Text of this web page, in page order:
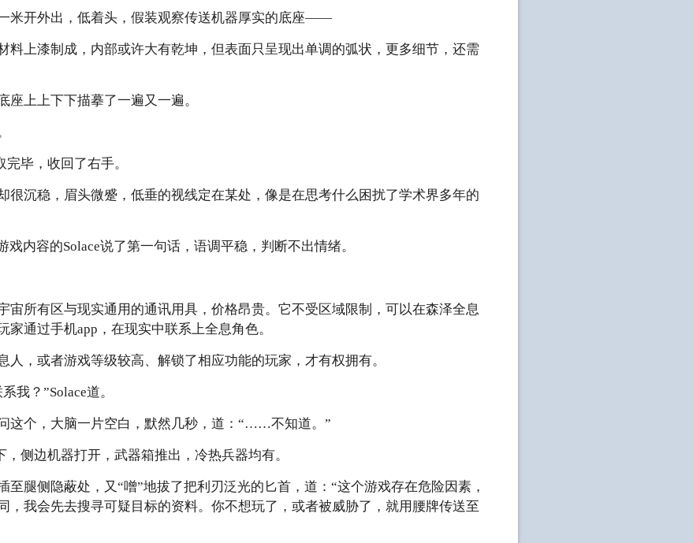
米开外出，低着头，假装观察传送机器厚实的底座——
料上漆制成，内部或许大有乾坤，但表面只呈现出单调的弧状，更多细节，还需
座上上下下描摹了一遍又一遍。
毕，收回了右手。
很沉稳，眉头微蹙，低垂的视线定在某处，像是在思考什么困扰了学术界多年的
戏内容的Solace说了第一句话，语调平稳，判断不出情绪。
宙所有区与现实通用的通讯用具，价格昂贵。它不受区域限制，可以在森泽全息
家通过手机app，在现实中联系上全息角色。
人，或者游戏等级较高、解锁了相应功能的玩家，才有权拥有。
我？”Solace道。
这个，大脑一片空白，默然几秒，道：“……不知道。”
，侧边机器打开，武器箱推出，冷热兵器均有。
至腿侧隐蔽处，又“噌”地拔了把利刃泛光的匕首，道：“这个游戏存在危险因素，
，我会先去搜寻可疑目标的资料。你不想玩了，或者被威胁了，就用腰牌传送至